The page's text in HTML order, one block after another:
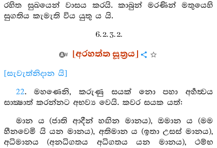
රහිත සුඛයෙන් වාසය කරයි. කාබුන් මරණින් මතුයෙහි
සුගතිය කැමැති විය යුතු ය යි.
6. 2. 3. 2.
[අරහත්ත සූත්‍රය]
[සැවැත්නිදාන යි]
22. මහණෙනි, කරුණු සයක් නො පහා අර්‍හත්‍වය
සාක්‍ෂාත් කරන්නට අභව්‍ය වෙයි. කවර සයක යත්:
මාන ය (ජාති ආදීන් හඟින මානය), ඔමාන ය (මම
හීනවෙමි යි යන මානය), අතිමාන ය (ඉතා උසස් මානය),
අධිමානය (අනධිගතය අධිගතය යන මානය), ථම්භ